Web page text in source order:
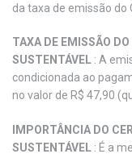
da taxa de emissão do
TAXA DE EMISSÃO
SUSTENTÁVEL : A
condicionada ao
no valor de R$ 47,90
IMPORTÂNCIA DO
SUSTENTÁVEL : É a